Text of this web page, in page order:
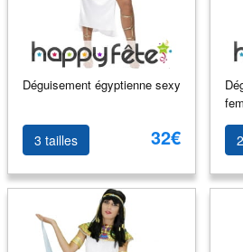
Déguisement égyptienne sexy
3 tailles 32€